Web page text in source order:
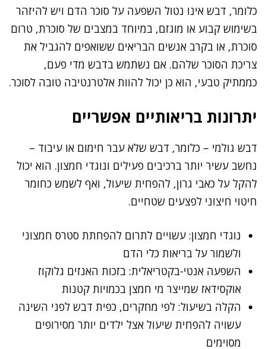
כלומר, דבש אינו נטול השפעה על סוכר הדם ויש להיזהר
בשימוש קבוע או מוגזם, במיוחד במצבים של סוכרת, טרום
סוכרת, או בקרב אנשים הבריאים ששואפים להגביל את
צריכת הסוכר שלהם. אם נשתמש בדבש מדי פעם,
כממתיק טבעי, הוא כן יכול להוות אלטרנטיבה טובה לסוכר.
יתרונות בריאותיים אפשריים
דבש גולמי – כלומר, דבש שלא עבר חימום או עיבוד –
נחשב עשיר יותר ברכיבים פעילים ונוגדי חמצון. הוא יכול
להקל על כאבי גרון, להפחית שיעול, ואף לשמש כחומר
חיטוי חיצוני לפצעים שטחיים.
נוגדי חמצון: עשויים לתרום להפחתת סטרס חמצוני
ולשמור על בריאות כלי הדם
השפעה אנטי-בקטריאלית: בזכות האנזים גלוקוז
אוקסידאז שמייצר מי חמצן בכמויות קטנות
הקלה בשיעול: לפי מחקרים, כפית דבש לפני השינה
עשויה להפחית שיעול אצל ילדים יותר מסירופים
מסוימים